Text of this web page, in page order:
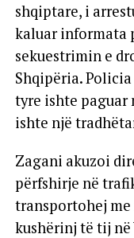
shqiptare, i
kaluar informata
sekuestrimin e
Shqipëria.
tyre ishte
ishte një
Zagani akuzoi
përfshirje në
transportohej
kushërinj të tij në